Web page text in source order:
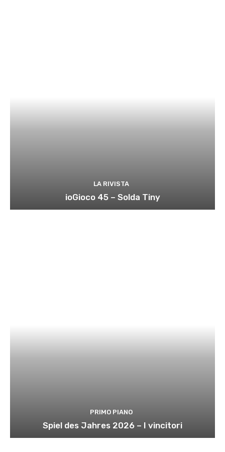
LA RIVISTA
ioGioco 45 – Solda Tiny
PRIMO PIANO
Spiel des Jahres 2026 – I vincitori